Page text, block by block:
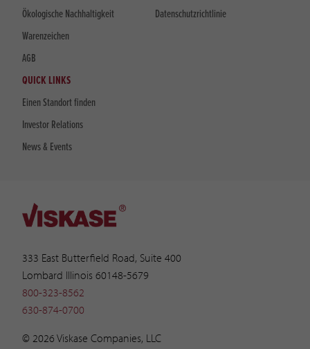
333 East Butterfield Road, Suite 400
Lombard Illinois 60148-5679
800-323-8562
630-874-0700
© 2026 Viskase Companies, LLC
Ökologische Nachhaltigkeit
Warenzeichen
AGB
Datenschutzrichtlinie
QUICK LINKS
Einen Standort finden
Investor Relations
News & Events